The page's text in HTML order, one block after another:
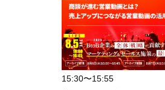
15:30〜15:55